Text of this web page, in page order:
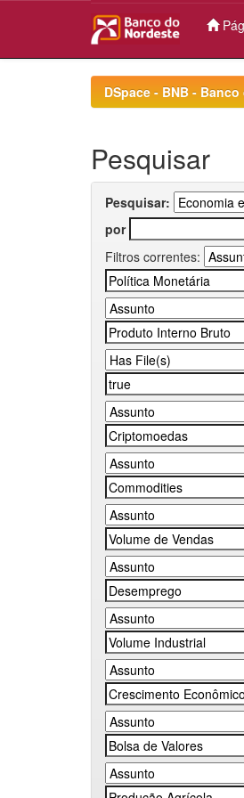
DSpace - BNB -
Pesquisar
Pesquisar:
por
Filtros correntes: